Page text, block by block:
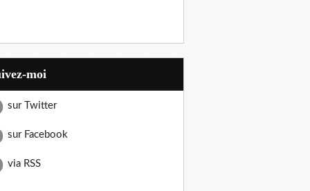
moi
sur Twitter
sur Facebook
via RSS